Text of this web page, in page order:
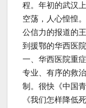
程。年初的武汉
空荡，人心惶惶
公信力的报道的
到援鄂的华西医
一、华西医院重
专业、有序的救
制。很快《中国
《我们怎样降低